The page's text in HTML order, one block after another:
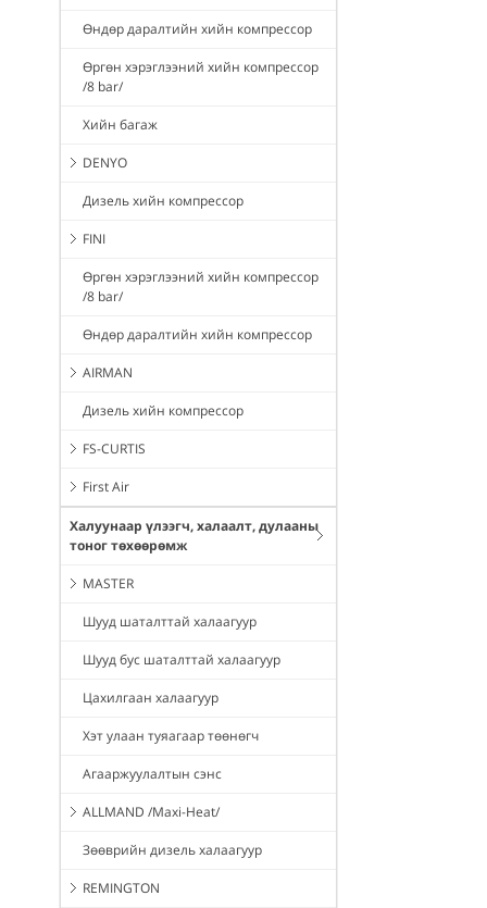
Өндөр даралтийн хийн компрессор
Өргөн хэрэглээний хийн компрессор
/8 bar/
Хийн багаж
DENYO
Дизель хийн компрессор
FINI
Өргөн хэрэглээний хийн компрессор
/8 bar/
Өндөр даралтийн хийн компрессор
AIRMAN
Дизель хийн компрессор
FS-CURTIS
First Air
Халуунаар үлээгч, халаалт, дулааны
тоног төхөөрөмж
MASTER
Шууд шаталттай халаагуур
Шууд бус шаталттай халаагуур
Цахилгаан халаагуур
Хэт улаан туяагаар төөнөгч
Агааржуулалтын сэнс
ALLMAND /Maxi-Heat/
Зөөврийн дизель халаагуур
REMINGTON